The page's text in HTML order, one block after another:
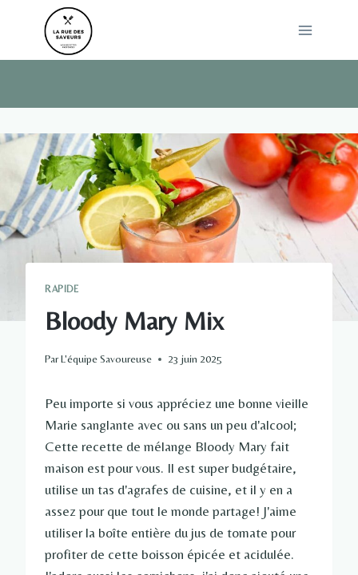
RAPIDE
Bloody Mary Mix
ParL'équipe Savoureuse 23 juin 2025
Peu importe si vous appréciez une bonne vieille
Marie sanglante avec ou sans un peu d'alcool;
Cette recette de mélange Bloody Mary fait
maison est pour vous. Il est super budgétaire,
utilise un tas d'agrafes de cuisine, et il y en a
assez pour que tout le monde partage! J'aime
utiliser la boîte entière du jus de tomate pour
profiter de cette boisson épicée et acidulée.